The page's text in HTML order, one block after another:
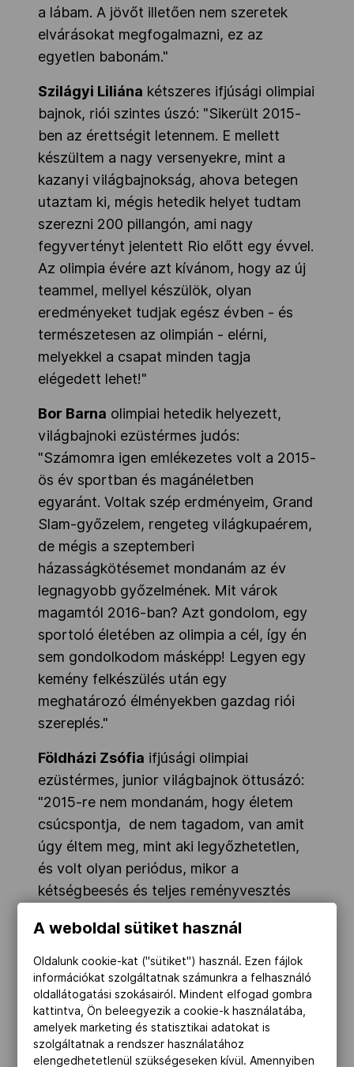
a lábam. A jövőt illetően nem szeretek
elvárásokat megfogalmazni, ez az
egyetlen babonám."
Szilágyi Liliána kétszeres ifjúsági olimpiai
bajnok, riói szintes úszó: "Sikerült 2015-
ben az érettségit letennem. E mellett
készültem a nagy versenyekre, mint a
kazanyi világbajnokság, ahova betegen
utaztam ki, mégis hetedik helyet tudtam
szerezni 200 pillangón, ami nagy
fegyvertényt jelentett Rio előtt egy évvel.
Az olimpia évére azt kívánom, hogy az új
teammel, mellyel készülök, olyan
eredményeket tudjak egész évben - és
természetesen az olimpián - elérni,
melyekkel a csapat minden tagja
elégedett lehet!"
Bor Barna olimpiai hetedik helyezett,
világbajnoki ezüstérmes judós:
"Számomra igen emlékezetes volt a 2015-
ös év sportban és magánéletben
egyaránt. Voltak szép erdményeim, Grand
Slam-győzelem, rengeteg világkupaérem,
de mégis a szeptemberi
házasságkötésemet mondanám az év
legnagyobb győzelmének. Mit várok
magamtól 2016-ban? Azt gondolom, egy
sportoló életében az olimpia a cél, így én
sem gondolkodom másképp! Legyen egy
kemény felkészülés után egy
meghatározó élményekben gazdag riói
szereplés."
Földházi Zsófia ifjúsági olimpiai
ezüstérmes, junior világbajnok öttusázó:
"2015-re nem mondanám, hogy életem
csúcspontja, de nem tagadom, van amit
úgy éltem meg, mint aki legyőzhetetlen,
és volt olyan periódus, mikor a
kétségbeesés és teljes reményvesztés
átgondolni az elmúlt évet, hiszen életem
egyik legborzasztóbb, legnehezebb része
is, hiszen benne volt egykeresztszalag
szakadás utániigen súlyos műtét, majd
hirtelen berobbantam a mezőnybe, ami
igen meglepő volt nekem és mindnekinek!
A weboldal sütiket használ
Oldalunk cookie-kat ("sütiket") használ. Ezen fájlok
információkat szolgáltatnak számunkra a felhasználó
oldallátogatási szokásairól. Mindent elfogad gombra
kattintva, Ön beleegyezik a cookie-k használatába,
amelyek marketing és statisztikai adatokat is
szolgáltatnak a rendszer használatához
elengedhetetlenül szükségeseken kívül. Amennyiben